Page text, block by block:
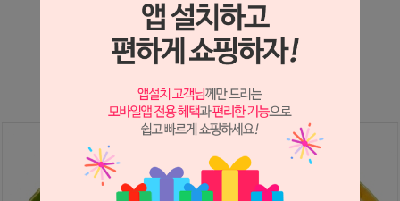
상세정보 새창 열기